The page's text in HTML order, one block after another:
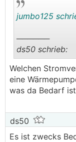
jumbo125
──────
ds50 schrieb:
──────
jumbo125
meinem
eine Glas-Glas
Welchen
eine
was da Bedarf
ds50
Es ist zwecks